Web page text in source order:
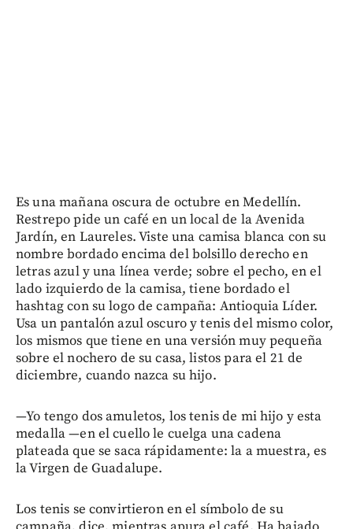
Es una mañana oscura de octubre en Medellín.
Restrepo pide un café en un local de la Avenida
Jardín, en Laureles. Viste una camisa blanca con su
nombre bordado encima del bolsillo derecho en
letras azul y una línea verde; sobre el pecho, en el
lado izquierdo de la camisa, tiene bordado el
hashtag con su logo de campaña: Antioquia Líder.
Usa un pantalón azul oscuro y tenis del mismo color,
los mismos que tiene en una versión muy pequeña
sobre el nochero de su casa, listos para el 21 de
diciembre, cuando nazca su hijo.
—Yo tengo dos amuletos, los tenis de mi hijo y esta
medalla —en el cuello le cuelga una cadena
plateada que se saca rápidamente: la a muestra, es
la Virgen de Guadalupe.
Los tenis se convirtieron en el símbolo de su